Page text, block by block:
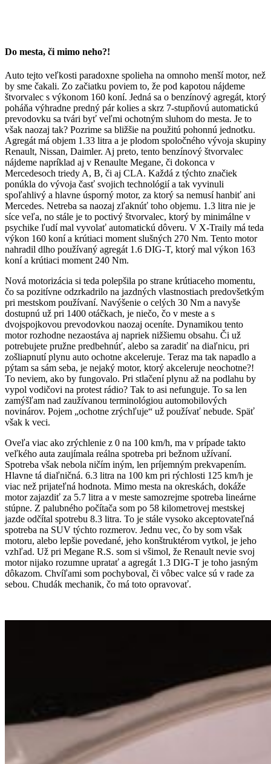
Do mesta, či mimo neho?!
Auto tejto veľkosti paradoxne spolieha na omnoho menší motor, než
by sme čakali. Zo začiatku poviem to, že pod kapotou nájdeme
štvorvalec s výkonom 160 koní. Jedná sa o benzínový agregát, ktorý
poháňa výhradne predný pár kolies a skrz 7-stupňovú automatickú
prevodovku sa tvári byť veľmi ochotným sluhom do mesta. Je to
však naozaj tak? Pozrime sa bližšie na použitú pohonnú jednotku.
Agregát má objem 1.33 litra a je plodom spoločného vývoja skupiny
Renault, Nissan, Daimler. Aj preto, tento benzínový štvorvalec
nájdeme napríklad aj v Renaulte Megane, či dokonca v
Mercedesoch triedy A, B, či aj CLA. Každá z týchto značiek
ponúkla do vývoja časť svojich technológií a tak vyvinuli
spoľahlivý a hlavne úsporný motor, za ktorý sa nemusí hanbiť ani
Mercedes. Netreba sa naozaj zľaknúť toho objemu. 1.3 litra nie je
síce veľa, no stále je to poctivý štvorvalec, ktorý by minimálne v
psychike ľudí mal vyvolať automatickú dôveru. V X-Traily má teda
výkon 160 koní a krútiaci moment slušných 270 Nm. Tento motor
nahradil dlho používaný agregát 1.6 DIG-T, ktorý mal výkon 163
koní a krútiaci moment 240 Nm.
Nová motorizácia si teda polepšila po strane krútiaceho momentu,
čo sa pozitívne odzrkadrilo na jazdných vlastnostiach predovšetkým
pri mestskom používaní. Navýšenie o celých 30 Nm a navyše
dostupnú už pri 1400 otáčkach, je niečo, čo v meste a s
dvojspojkovou prevodovkou naozaj oceníte. Dynamikou tento
motor rozhodne nezaostáva aj napriek nižšiemu obsahu. Či už
potrebujete pružne predbehnúť, alebo sa zaradiť na diaľnicu, pri
zošliapnutí plynu auto ochotne akceleruje. Teraz ma tak napadlo a
pýtam sa sám seba, je nejaký motor, ktorý akceleruje neochotne?!
To neviem, ako by fungovalo. Pri stlačení plynu až na podlahu by
vypol vodičovi na protest rádio? Tak to asi nefunguje. To sa len
zamýšľam nad zaužívanou terminológiou automobilových
novinárov. Pojem „ochotne zrýchľuje“ už používať nebude. Späť
však k veci.
Oveľa viac ako zrýchlenie z 0 na 100 km/h, ma v prípade takto
veľkého auta zaujímala reálna spotreba pri bežnom užívaní.
Spotreba však nebola ničím iným, len príjemným prekvapením.
Hlavne tá diaľničná. 6.3 litra na 100 km pri rýchlosti 125 km/h je
viac než prijateľná hodnota. Mimo mesta na okreskách, dokáže
motor zajazdiť za 5.7 litra a v meste samozrejme spotreba lineárne
stúpne. Z palubného počítača som po 58 kilometrovej mestskej
jazde odčítal spotrebu 8.3 litra. To je stále vysoko akceptovateľná
spotreba na SUV týchto rozmerov. Jednu vec, čo by som však
motoru, alebo lepšie povedané, jeho konštruktérom vytkol, je jeho
vzhľad. Už pri Megane R.S. som si všimol, že Renault nevie svoj
motor nijako rozumne upratať a agregát 1.3 DIG-T je toho jasným
dôkazom. Chvíľami som pochyboval, či vôbec valce sú v rade za
sebou. Chudák mechanik, čo má toto opravovať.